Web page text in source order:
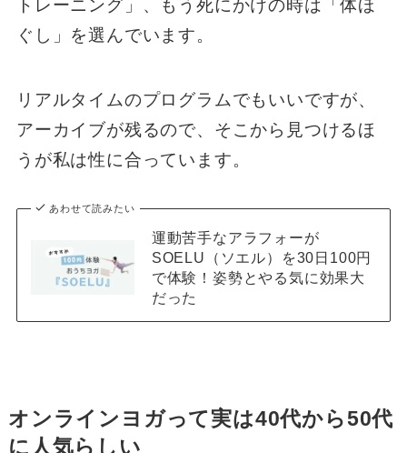
トレーニング」、もう死にかけの時は「体ほ
ぐし」を選んでいます。
リアルタイムのプログラムでもいいですが、
アーカイブが残るので、そこから見つけるほ
うが私は性に合っています。
あわせて読みたい
運動苦手なアラフォーが
SOELU（ソエル）を30日100円
で体験！姿勢とやる気に効果大
だった
オンラインヨガって実は40代から50代
に人気らしい